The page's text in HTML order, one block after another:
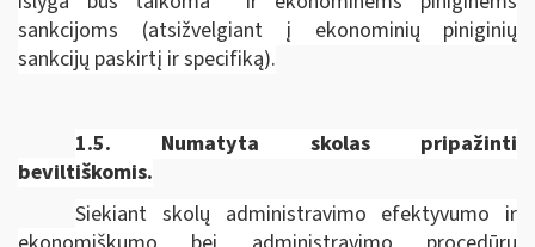
sankcijoms (atsižvelgiant į ekonominių piniginių
sankcijų paskirtį ir specifiką).
1.5.
Numatyta skolas pripažinti
beviltiškomis.
Siekiant skolų administravimo efektyvumo ir